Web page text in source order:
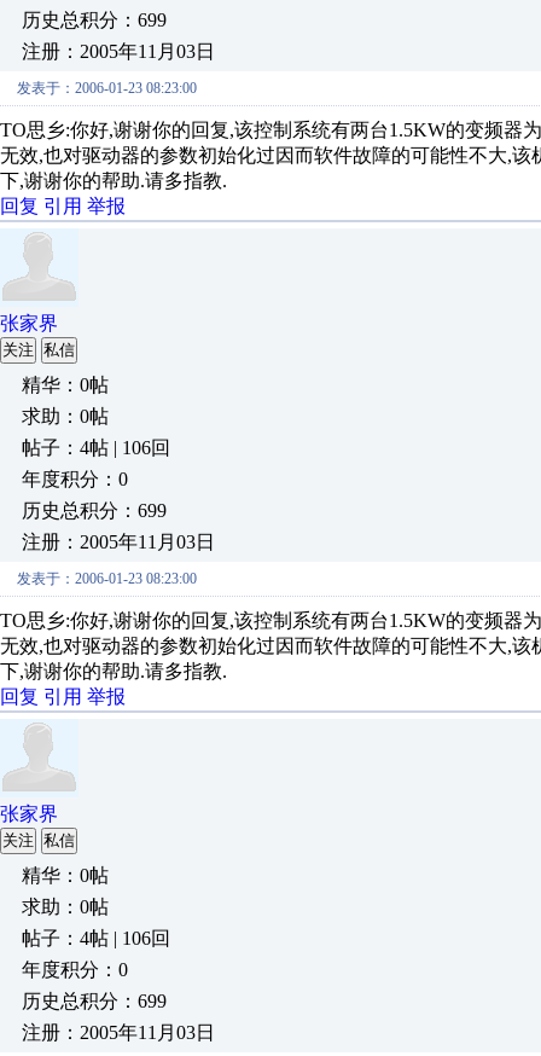
历史总积分：699
注册：2005年11月03日
发表于：2006-01-23 08:23:00
TO思乡:你好,谢谢你的回复,该控制系统有两台1.5KW的变频器
无效,也对驱动器的参数初始化过因而软件故障的可能性不大,
下,谢谢你的帮助.请多指教.
回复 引用 举报
张家界
关注 私信
精华：0帖
求助：0帖
帖子：4帖 | 106回
年度积分：0
历史总积分：699
注册：2005年11月03日
发表于：2006-01-23 08:23:00
TO思乡:你好,谢谢你的回复,该控制系统有两台1.5KW的变频器
无效,也对驱动器的参数初始化过因而软件故障的可能性不大,
下,谢谢你的帮助.请多指教.
回复 引用 举报
张家界
关注 私信
精华：0帖
求助：0帖
帖子：4帖 | 106回
年度积分：0
历史总积分：699
注册：2005年11月03日